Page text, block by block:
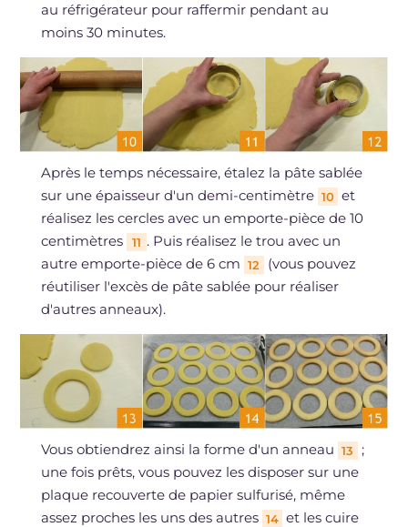
au réfrigérateur pour raffermir pendant au
moins 30 minutes.
Après le temps nécessaire, étalez la pâte sablée
sur une épaisseur d'un demi-centimètre 10 et
réalisez les cercles avec un emporte-pièce de 10
centimètres
11 . Puis réalisez le trou avec un
autre emporte-pièce de 6 cm 12
(vous pouvez
réutiliser l'excès de pâte sablée pour réaliser
d'autres anneaux).
Vous obtiendrez ainsi la forme d'un anneau 13
;
une fois prêts, vous pouvez les disposer sur une
plaque recouverte de papier sulfurisé, même
assez proches les uns des autres 14 et les cuire